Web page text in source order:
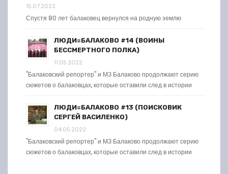
15.07.2022
Спустя 80 лет балаковец вернулся на родную землю
ЛЮДИ=БАЛАКОВО #14 (ВОИНЫ
БЕССМЕРТНОГО ПОЛКА)
11.05.2022
"Балаковский репортер" и МЗ Балаково продолжают серию
сюжетов о балаковцах, которые оставили след в истории
ЛЮДИ=БАЛАКОВО #13 (ПОИСКОВИК
СЕРГЕЙ ВАСИЛЕНКО)
04.05.2022
"Балаковский репортер" и МЗ Балаково продолжают серию
сюжетов о балаковцах, которые оставили след в истории